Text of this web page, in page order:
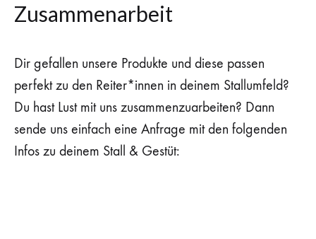
Zusammenarbeit
Dir gefallen unsere Produkte und diese passen
perfekt zu den Reiter*innen in deinem Stallumfeld?
Du hast Lust mit uns zusammenzuarbeiten? Dann
sende uns einfach eine Anfrage mit den folgenden
Infos zu deinem Stall & Gestüt: